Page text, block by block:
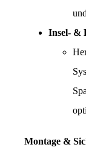
Insel- &
Montage &